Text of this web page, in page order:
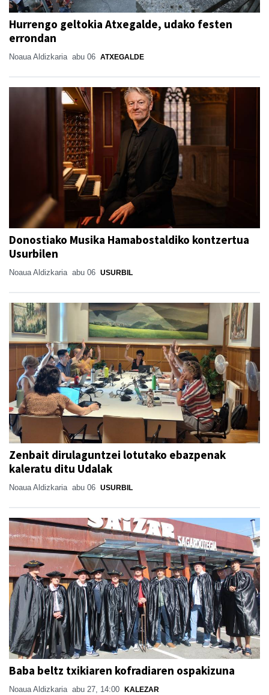
Hurrengo geltokia Atxegalde, udako festen
errondan
Noaua Aldizkaria abu 06 ATXEGALDE
Donostiako Musika Hamabostaldiko kontzertua
Usurbilen
Noaua Aldizkaria abu 06 USURBIL
Zenbait dirulaguntzei lotutako ebazpenak
kaleratu ditu Udalak
Noaua Aldizkaria abu 06 USURBIL
Baba beltz txikiaren kofradiaren ospakizuna
Noaua Aldizkaria abu 27, 14:00 KALEZAR